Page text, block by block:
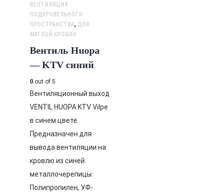
ВЕНТИЛЯЦИЯ
ПОДКРОВЕЛЬНОГО
ПРОСТРАНСТВА, ДЛЯ
МЯГКОЙ КРОВЛИ
Вентиль Huopa
— KTV синий
0 out of 5
Вентиляционный выход
VENTIL HUOPA KTV Vilpe
в синем цвете.
Предназначен для
вывода вентиляции на
кровлю из синей
металлочерепицы.
Полипропилен, УФ-